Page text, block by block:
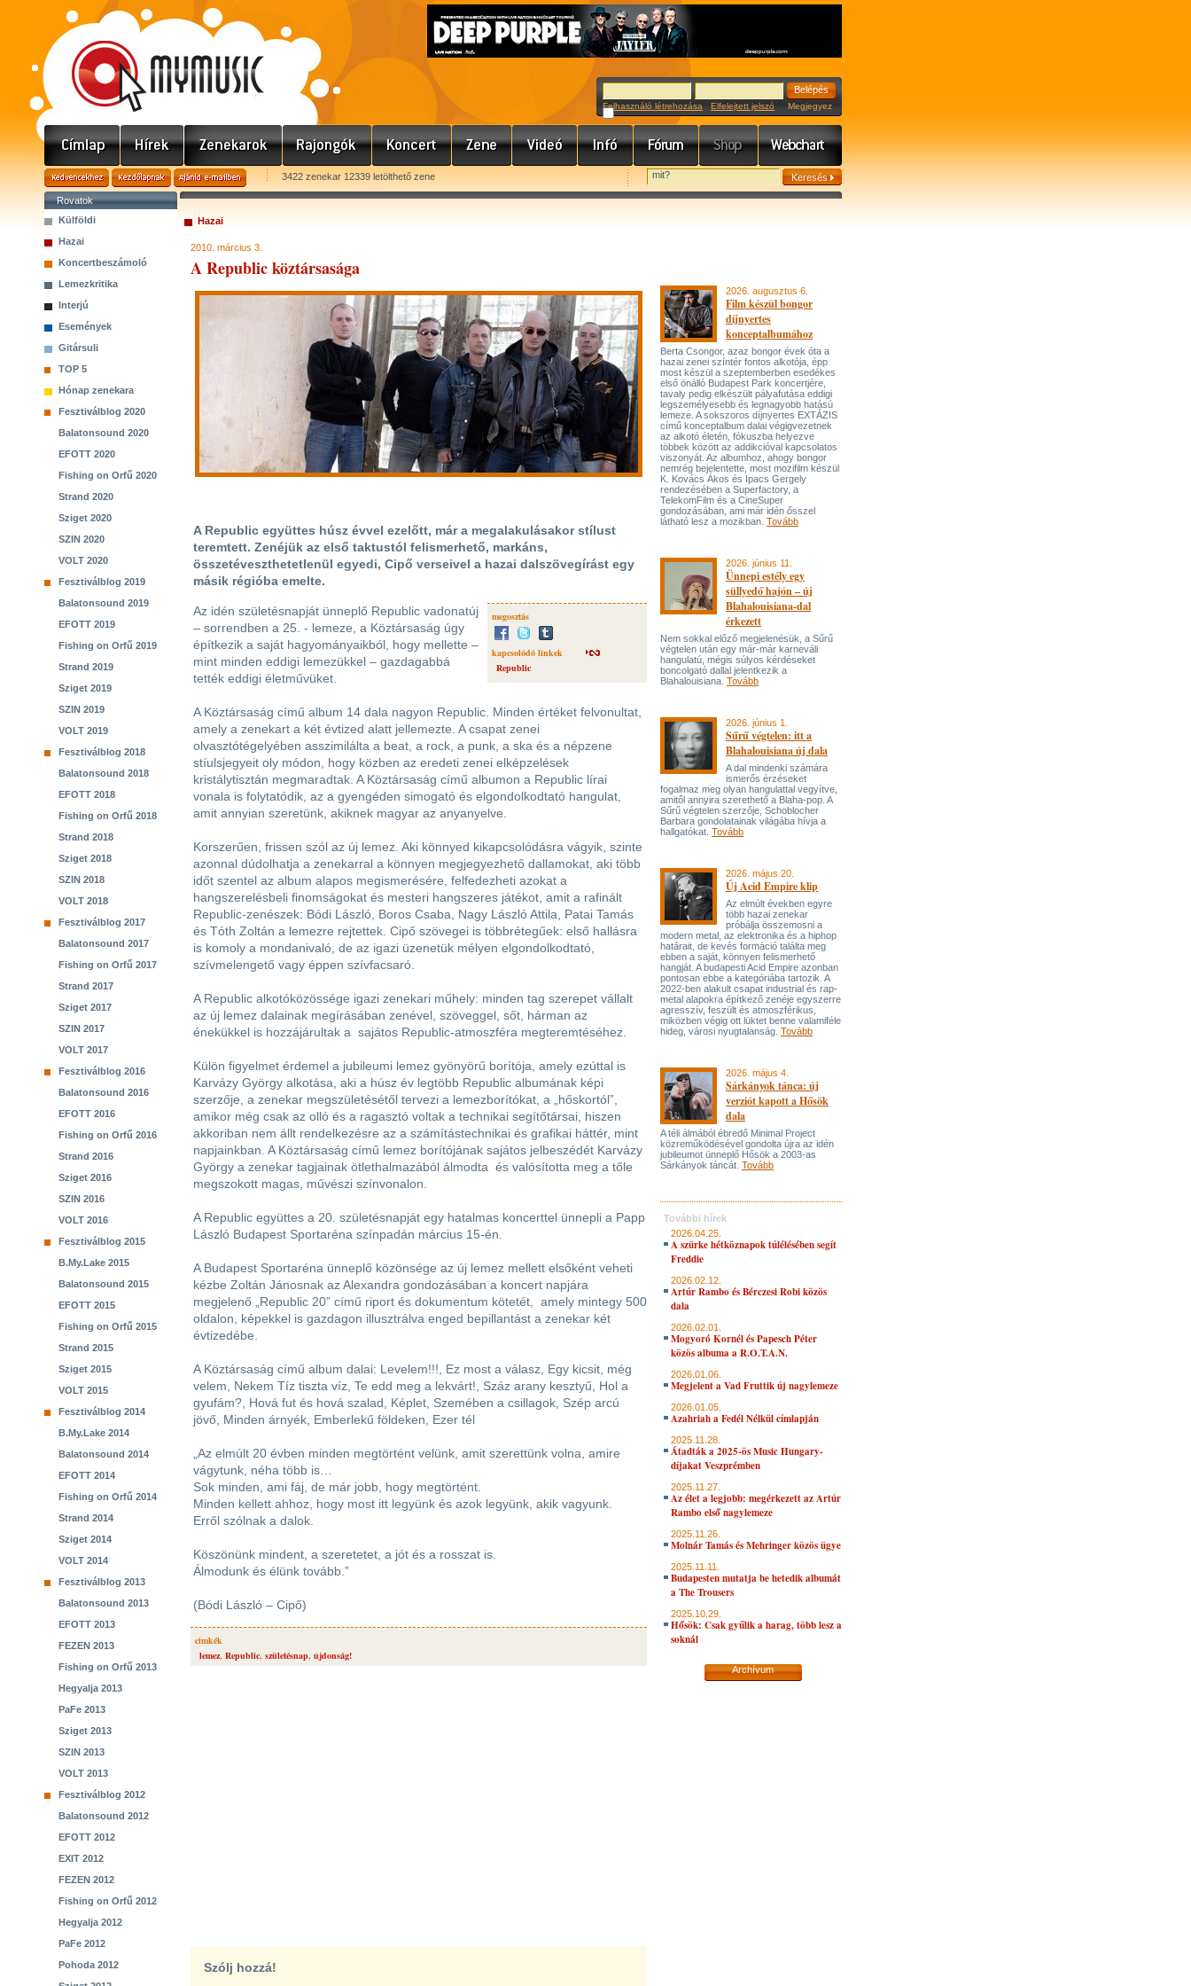
Felhasználó létrehozása Elfelejtett jelszó Megjegyez
3422 zenekar 12339 letölthető zene
Rovatok
Külföldi
Hazai
Koncertbeszámoló
Lemezkritika
Interjú
Események
Gitársuli
TOP 5
Hónap zenekara
Fesztiválblog 2020
Balatonsound 2020
EFOTT 2020
Fishing on Orfű 2020
Strand 2020
Sziget 2020
SZIN 2020
VOLT 2020
Fesztiválblog 2019
Balatonsound 2019
EFOTT 2019
Fishing on Orfű 2019
Strand 2019
Sziget 2019
SZIN 2019
VOLT 2019
Fesztiválblog 2018
Balatonsound 2018
EFOTT 2018
Fishing on Orfű 2018
Strand 2018
Sziget 2018
SZIN 2018
VOLT 2018
Fesztiválblog 2017
Balatonsound 2017
Fishing on Orfű 2017
Strand 2017
Sziget 2017
SZIN 2017
VOLT 2017
Fesztiválblog 2016
Balatonsound 2016
EFOTT 2016
Fishing on Orfű 2016
Strand 2016
Sziget 2016
SZIN 2016
VOLT 2016
Fesztiválblog 2015
B.My.Lake 2015
Balatonsound 2015
EFOTT 2015
Fishing on Orfű 2015
Strand 2015
Sziget 2015
VOLT 2015
Fesztiválblog 2014
B.My.Lake 2014
Balatonsound 2014
EFOTT 2014
Fishing on Orfű 2014
Strand 2014
Sziget 2014
VOLT 2014
Fesztiválblog 2013
Balatonsound 2013
EFOTT 2013
FEZEN 2013
Fishing on Orfű 2013
Hegyalja 2013
PaFe 2013
Sziget 2013
SZIN 2013
VOLT 2013
Fesztiválblog 2012
Balatonsound 2012
EFOTT 2012
EXIT 2012
FEZEN 2012
Fishing on Orfű 2012
Hegyalja 2012
PaFe 2012
Pohoda 2012
Hazai
2010. március 3.
A Republic köztársasága
A Republic együttes húsz évvel ezelőtt, már a megalakulásakor stílust
teremtett. Zenéjük az első taktustól felismerhető, markáns,
összetéveszthetetlenül egyedi, Cipő verseivel a hazai dalszövegírást egy
másik régióba emelte.
megosztás
kapcsolódó linkek
Republic
Az idén születésnapját ünneplő Republic vadonatúj
– sorrendben a 25. - lemeze, a Köztársaság úgy
építkezik a saját hagyományaikból, hogy mellette –
mint minden eddigi lemezükkel – gazdagabbá
tették eddigi életművüket.
A Köztársaság című album 14 dala nagyon Republic. Minden értéket felvonultat,
amely a zenekart a két évtized alatt jellemezte. A csapat zenei
olvasztótégelyében asszimilálta a beat, a rock, a punk, a ska és a népzene
stíulsjegyeit oly módon, hogy közben az eredeti zenei elképzelések
kristálytisztán megmaradtak. A Köztársaság című albumon a Republic lírai
vonala is folytatódik, az a gyengéden simogató és elgondolkodtató hangulat,
amit annyian szeretünk, akiknek magyar az anyanyelve.
Korszerűen, frissen szól az új lemez. Aki könnyed kikapcsolódásra vágyik, szinte
azonnal dúdolhatja a zenekarral a könnyen megjegyezhető dallamokat, aki több
időt szentel az album alapos megismerésére, felfedezheti azokat a
hangszerelésbeli finomságokat és mesteri hangszeres játékot, amit a rafinált
Republic-zenészek: Bódi László, Boros Csaba, Nagy László Attila, Patai Tamás
és Tóth Zoltán a lemezre rejtettek. Cipő szövegei is többrétegűek: első hallásra
is komoly a mondanivaló, de az igazi üzenetük mélyen elgondolkodtató,
szívmelengető vagy éppen szívfacsaró.
A Republic alkotóközössége igazi zenekari műhely: minden tag szerepet vállalt
az új lemez dalainak megírásában zenével, szöveggel, sőt, hárman az
énekükkel is hozzájárultak a sajátos Republic-atmoszféra megteremtéséhez.
Külön figyelmet érdemel a jubileumi lemez gyönyörű borítója, amely ezúttal is
Karvázy György alkotása, aki a húsz év legtöbb Republic albumának képi
szerzője, a zenekar megszületésétől tervezi a lemezborítókat, a „hőskortól”,
amikor még csak az olló és a ragasztó voltak a technikai segítőtársai, hiszen
akkoriban nem állt rendelkezésre az a számítástechnikai és grafikai háttér, mint
napjainkban. A Köztársaság című lemez borítójának sajátos jelbeszédét Karvázy
György a zenekar tagjainak ötlethalmazából álmodta és valósította meg a tőle
megszokott magas, művészi színvonalon.
A Republic együttes a 20. születésnapját egy hatalmas koncerttel ünnepli a Papp
László Budapest Sportaréna színpadán március 15-én.
A Budapest Sportaréna ünneplő közönsége az új lemez mellett elsőként veheti
kézbe Zoltán Jánosnak az Alexandra gondozásában a koncert napjára
megjelenő „Republic 20” című riport és dokumentum kötetét, amely mintegy 500
oldalon, képekkel is gazdagon illusztrálva enged bepillantást a zenekar két
évtizedébe.
A Köztársaság című album dalai: Levelem!!!, Ez most a válasz, Egy kicsit, még
velem, Nekem Tíz tiszta víz, Te edd meg a lekvárt!, Száz arany kesztyű, Hol a
gyufám?, Hová fut és hová szalad, Képlet, Szemében a csillagok, Szép arcú
jövő, Minden árnyék, Emberlekű földeken, Ezer tél
„Az elmúlt 20 évben minden megtörtént velünk, amit szerettünk volna, amire
vágytunk, néha több is…
Sok minden, ami fáj, de már jobb, hogy megtörtént.
Minden kellett ahhoz, hogy most itt legyünk és azok legyünk, akik vagyunk.
Erről szólnak a dalok.
Köszönünk mindent, a szeretetet, a jót és a rosszat is.
Álmodunk és élünk tovább.”
(Bódi László – Cipő)
cimkék
lemez, Republic, születésnap, újdonság!
Szólj hozzá!
2026. augusztus 6.
Film készül bongor
díjnyertes
konceptalbumához
Berta Csongor, azaz bongor évek óta a
hazai zenei színtér fontos alkotója, épp
most készül a szeptemberben esedékes
első önálló Budapest Park koncertjére,
tavaly pedig elkészült pályafutása eddigi
legszemélyesebb és legnagyobb hatású
lemeze. A sokszoros díjnyertes EXTÁZIS
című konceptalbum dalai végigvezetnek
az alkotó életén, fókuszba helyezve
többek között az addikcióval kapcsolatos
viszonyát. Az albumhoz, ahogy bongor
nemrég bejelentette, most mozifilm készül
K. Kovács Ákos és Ipacs Gergely
rendezésében a Superfactory, a
TelekomFilm és a CineSuper
gondozásában, ami már idén ősszel
látható lesz a mozikban. Tovább
2026. június 11.
Ünnepi estély egy
süllyedő hajón – új
Blahalouisiana-dal
érkezett
Nem sokkal előző megjelenésük, a Sűrű
végtelen után egy már-már karneváli
hangulatú, mégis súlyos kérdéseket
boncolgató dallal jelentkezik a
Blahalouisiana. Tovább
2026. június 1.
Sűrű végtelen: itt a
Blahalouisiana új dala
A dal mindenki számára
ismerős érzéseket
fogalmaz meg olyan hangulattal vegyítve,
amitől annyira szerethető a Blaha-pop. A
Sűrű végtelen szerzője, Schoblocher
Barbara gondolatainak világába hívja a
hallgatókat. Tovább
2026. május 20.
Új Acid Empire klip
Az elmúlt években egyre
több hazai zenekar
próbálja összemosni a
modern metal, az elektronika és a hiphop
határait, de kevés formáció találta meg
ebben a saját, könnyen felismerhető
hangját. A budapesti Acid Empire azonban
pontosan ebbe a kategóriába tartozik. A
2022-ben alakult csapat industrial és rap-
metal alapokra építkező zenéje egyszerre
agresszív, feszült és atmoszférikus,
miközben végig ott lüktet benne valamiféle
hideg, városi nyugtalanság. Tovább
2026. május 4.
Sárkányok tánca: új
verziót kapott a Hősök
dala
A téli álmából ébredő Minimal Project
közreműködésével gondolta újra az idén
jubileumot ünneplő Hősök a 2003-as
Sárkányok táncát. Tovább
További hírek
2026.04.25.
A szürke hétköznapok túlélésében segít
Freddie
2026.02.12.
Artúr Rambo és Bérczesi Robi közös
dala
2026.02.01.
Mogyoró Kornél és Papesch Péter
közös albuma a R.O.T.A.N.
2026.01.06.
Megjelent a Vad Fruttik új nagylemeze
2026.01.05.
Azahriah a Fedél Nélkül címlapján
2025.11.28.
Átadták a 2025-ös Music Hungary-
díjakat Veszprémben
2025.11.27.
Az élet a legjobb: megérkezett az Artúr
Rambo első nagylemeze
2025.11.26.
Molnár Tamás és Mehringer közös ügye
2025.11.11.
Budapesten mutatja be hetedik albumát
a The Trousers
2025.10.29.
Hősök: Csak gyűlik a harag, több lesz a
soknál
Archívum